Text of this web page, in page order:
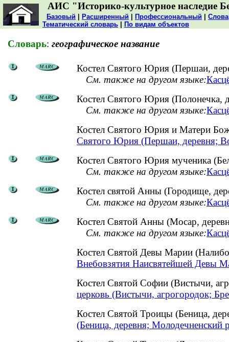
АИС "Историко-культурное наследие
Базовый Расширенный Профессиональный
Тематический словарь
По видам объектов
Словарь: географическое название
Костел Святого Юрия (Першаи,
См. также на другом языке:
Костел Святого Юрия (Полонечка,
См. также на другом языке:
Костел Святого Юрия и Матери
Святого Юрия (Першаи, деревня;
Костел Святого Юрия мученика
См. также на другом языке:
Костел святой Анны (Городище,
См. также на другом языке:
Костел Святой Анны (Мосар,
См. также на другом языке:
Костел Святой Девы Марии
Внебовзятия Наисвятейшей Девы
Костел Святой Софии (Вистычи,
церковь (Вистычи, агрогородок;
Костел Святой Троицы (Беница,
(Беница, деревня; Молодечненский